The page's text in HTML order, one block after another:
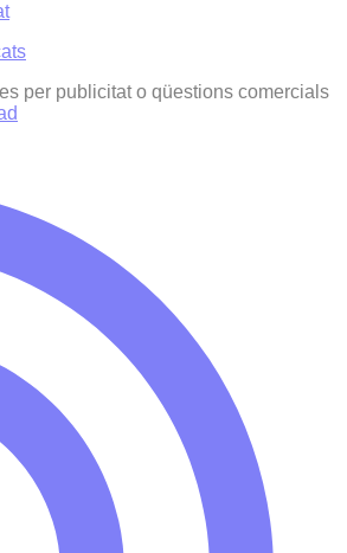
per publicitat o qüestions comercials